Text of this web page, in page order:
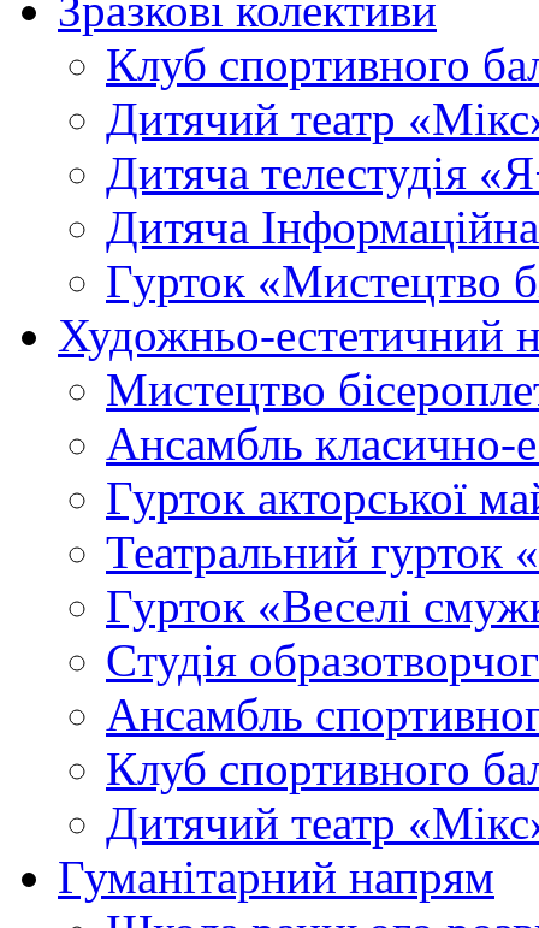
Зразкові колективи
Клуб спортивного
Дитячий театр
Дитяча телестудія
Дитяча
Гурток «Мистецтво
Художньо-естетичний
Мистецтво
Ансамбль класично-
Гурток акторської
Театральний гурток
Гурток «Веселі
Cтудія
Ансамбль
Клуб спортивного
Дитячий театр
Гуманітарний напрям